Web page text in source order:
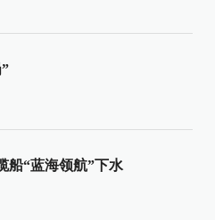
船“蓝海领航”下水